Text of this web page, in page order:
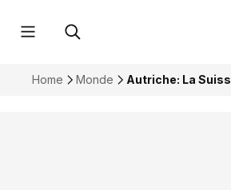
Home Monde Autriche: La